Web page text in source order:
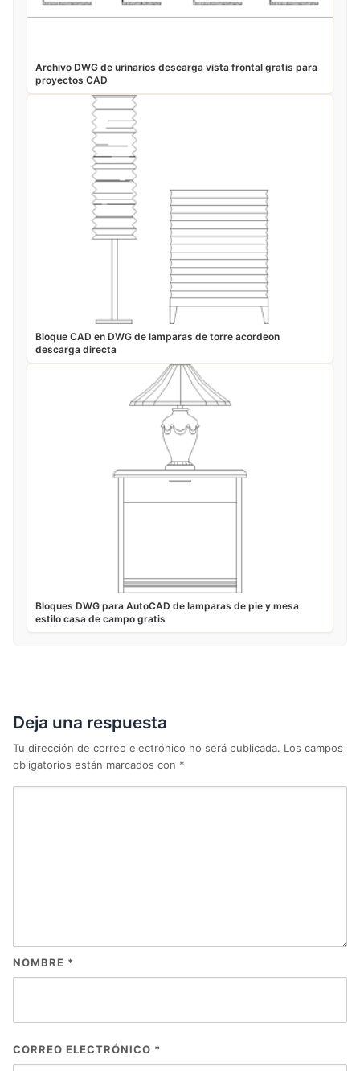
Archivo DWG de urinarios descarga vista frontal gratis para
proyectos CAD
Bloque CAD en DWG de lamparas de torre acordeon
descarga directa
Bloques DWG para AutoCAD de lamparas de pie y mesa
estilo casa de campo gratis
Deja una respuesta
Tu dirección de correo electrónico no será publicada. Los campos
obligatorios están marcados con *
NOMBRE *
CORREO ELECTRÓNICO *